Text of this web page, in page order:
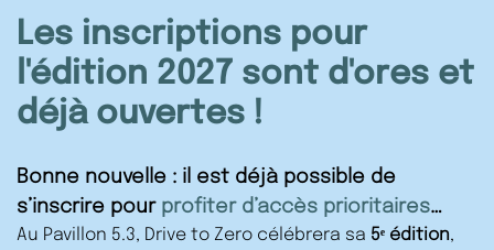
Les inscriptions pour
l'édition 2027 sont d'ores et
déjà ouvertes !
Bonne nouvelle : il est déjà possible de
s’inscrire pour profiter d’accès prioritaires…
Au Pavillon 5.3, Drive to Zero célébrera sa 5ᵉ édition,